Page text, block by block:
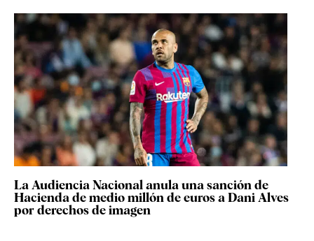
La Audiencia Nacional anula una sanción de
Hacienda de medio millón de euros a Dani Alves
por derechos de imagen